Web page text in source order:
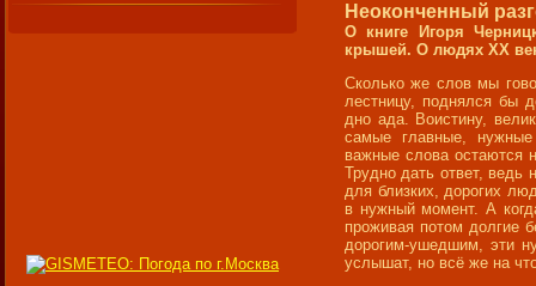
Неоконченный
О книге Игоря
крышей. О людях XX
Сколько же слов мы
лестницу, поднялся бы
дно ада. Воистину,
самые главные,
важные слова остаются
Трудно дать ответ,
для близких, дорогих
в нужный момент. А
проживая потом долгие
дорогим-ушедшим, эти
услышат, но всё же на